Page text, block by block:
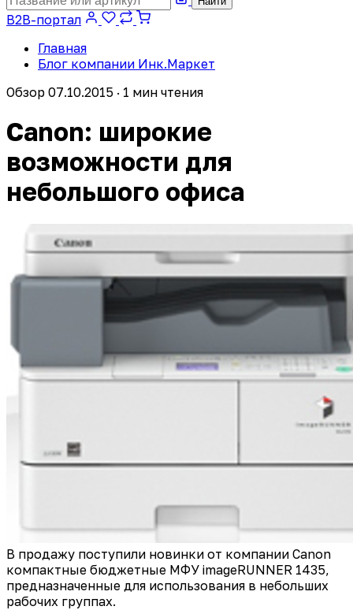
B2B-портал
Главная
Блог компании Инк.Маркет
Обзор 07.10.2015 · 1 мин чтения
Canon: широкие
возможности для
небольшого офиса
В продажу поступили новинки от компании Canon
компактные бюджетные МФУ imageRUNNER 1435,
предназначенные для использования в небольших
рабочих группах.